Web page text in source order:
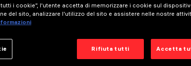
Wall Grazing Wide Flood
i cookie”, l'utente accetta di memorizzare i cookie sul
del sito, analizzare l'utilizzo del sito e assistere nelle nostre
Rifiuta tutti Accetta